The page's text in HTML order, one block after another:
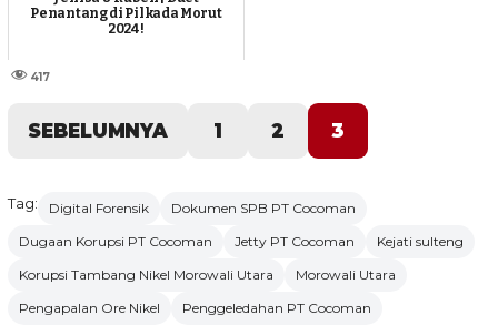
Penantang di Pilkada Morut
2024 !
417
SEBELUMNYA 1 2 3
Tag: Digital Forensik
Dokumen SPB PT Cocoman
Dugaan Korupsi PT Cocoman
Jetty PT Cocoman
Kejati sulteng
Korupsi Tambang Nikel Morowali Utara
Morowali Utara
Pengapalan Ore Nikel
Penggeledahan PT Cocoman